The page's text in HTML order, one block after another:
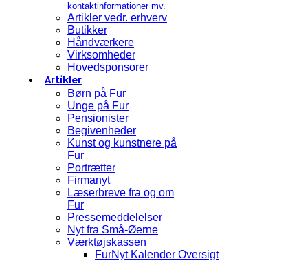
kontaktinformationer mv.
Artikler vedr. erhverv
Butikker
Håndværkere
Virksomheder
Hovedsponsorer
Artikler
Børn på Fur
Unge på Fur
Pensionister
Begivenheder
Kunst og kunstnere på
Fur
Portrætter
Firmanyt
Læserbreve fra og om
Fur
Pressemeddelelser
Nyt fra Små-Øerne
Værktøjskassen
FurNyt Kalender Oversigt